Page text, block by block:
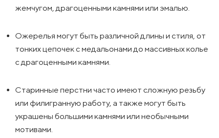
жемчугом, драгоценными камнями или эмалью.
Ожерелья могут быть различной длины и стиля, от
тонких цепочек с медальонами до массивных колье
с драгоценными камнями.
Старинные перстни часто имеют сложную резьбу
или филигранную работу, а также могут быть
украшены большими камнями или необычными
мотивами.